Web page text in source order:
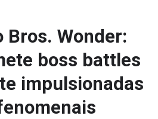
Bros. Wonder:
boss battles
impulsionadas